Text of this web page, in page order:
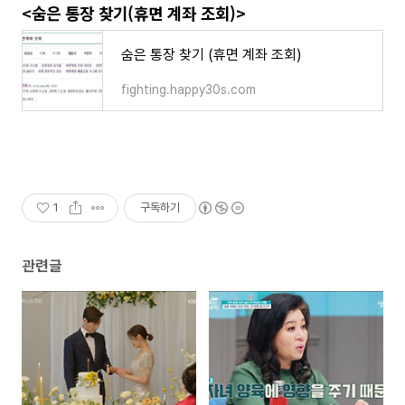
<숨은 통장 찾기(휴면 계좌 조회)>
숨은 통장 찾기 (휴면 계좌 조회)
fighting.happy30s.com
1 구독하기
관련글